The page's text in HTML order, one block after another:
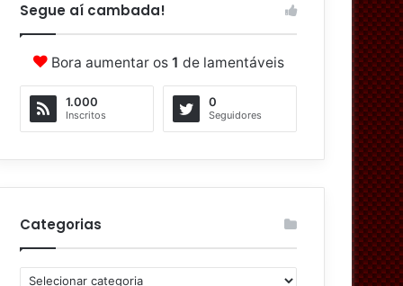
Segue aí cambada!
Bora aumentar os 1 de lamentáveis
1.000
Inscritos
0
Seguidores
Categorias